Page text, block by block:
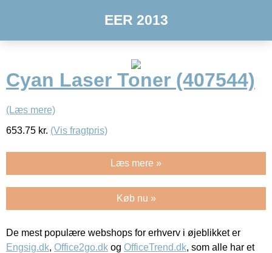
EER 2013
Cyan Laser Toner (407544)
(Læs mere)
653.75 kr. (Vis fragtpris)
Læs mere »
Køb nu »
De mest populære webshops for erhverv i øjeblikket er
Engsig.dk, Office2go.dk og OfficeTrend.dk, som alle har et